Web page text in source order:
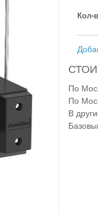
Кол-
По
По
В